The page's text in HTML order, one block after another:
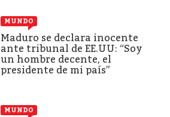
MUNDO
Maduro se declara inocente
ante tribunal de EE.UU: “Soy
un hombre decente, el
presidente de mi país”
MUNDO